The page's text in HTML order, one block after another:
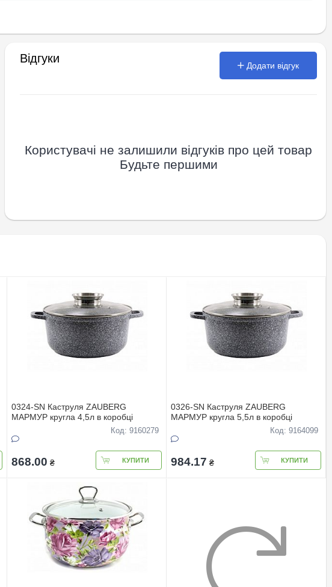
Відгуки
Додати відгук
Користувачі не залишили відгуків про цей товар
Будьте першими
0324-SN Каструля ZAUBERG
МАРМУР кругла 4,5л в коробцi
Код: 9160279
868.00 ₴ КУПИТИ
0326-SN Каструля ZAUBERG
МАРМУР кругла 5,5л в коробці
Код: 9164099
984.17 ₴ КУПИТИ